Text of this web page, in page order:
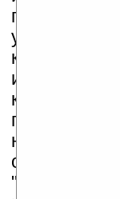
по экрану.
удобства,
краям
и вовсе
прокрутки,
отдельные
"не по